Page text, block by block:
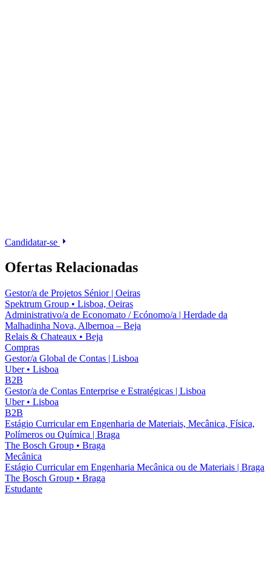
Candidatar-se
Ofertas Relacionadas
Gestor/a de Projetos Sénior | Oeiras
Spektrum Group • Lisboa, Oeiras
Administrativo/a de Economato / Ecónomo/a | Herdade da
Malhadinha Nova, Albernoa – Beja
Relais & Chateaux • Beja
Compras
Gestor/a Global de Contas | Lisboa
Uber • Lisboa
B2B
Gestor/a de Contas Enterprise e Estratégicas | Lisboa
Uber • Lisboa
B2B
Estágio Curricular em Engenharia de Materiais, Mecânica, Física,
Polímeros ou Química | Braga
The Bosch Group • Braga
Mecânica
Estágio Curricular em Engenharia Mecânica ou de Materiais | Braga
The Bosch Group • Braga
Estudante